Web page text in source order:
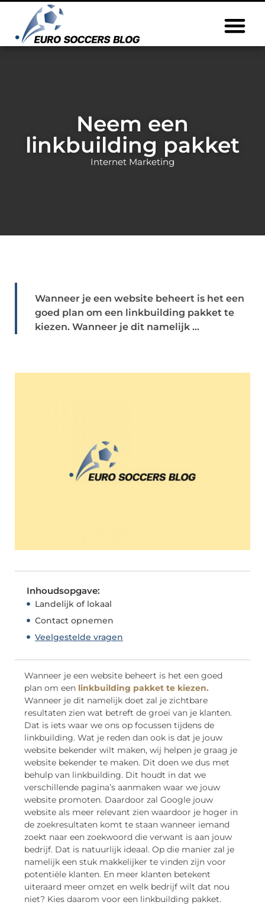
Neem een
linkbuilding pakket
Internet Marketing
Wanneer je een website beheert is het een
goed plan om een linkbuilding pakket te
kiezen. Wanneer je dit namelijk ...
Inhoudsopgave:
Landelijk of lokaal
Contact opnemen
Veelgestelde vragen
Wanneer je een website beheert is het een goed
plan om een linkbuilding pakket te kiezen.
Wanneer je dit namelijk doet zal je zichtbare
resultaten zien wat betreft de groei van je klanten.
Dat is iets waar we ons op focussen tijdens de
linkbuilding. Wat je reden dan ook is dat je jouw
website bekender wilt maken, wij helpen je graag je
website bekender te maken. Dit doen we dus met
behulp van linkbuilding. Dit houdt in dat we
verschillende pagina’s aanmaken waar we jouw
website promoten. Daardoor zal Google jouw
website als meer relevant zien waardoor je hoger in
de zoekresultaten komt te staan wanneer iemand
zoekt naar een zoekwoord die verwant is aan jouw
bedrijf. Dat is natuurlijk ideaal. Op die manier zal je
namelijk een stuk makkelijker te vinden zijn voor
potentiële klanten. En meer klanten betekent
uiteraard meer omzet en welk bedrijf wilt dat nou
niet? Kies daarom voor een linkbuilding pakket.